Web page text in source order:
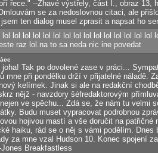
řece." --Žhavé výstřely, část I., obraz 13,
se za nedoslovnou citaci, ale
ten dialog musel zprasit a napsat ho
lol lol lol lol lol lol lol lol lol lol lol lol lol lol lol
raz lol.na to sa neda nic ine povedat
joha! Tak po dovolené zase v práci...
mne při pondělku drží v přijatelné náladě.
kelímek. Jinak si ale na redakční
nějž - navzdory šéfredaktorovým
ve spěchu... Zdá se, že nám tu velmi
Budu muset vypracovat podrobnou
hojivou mastí a vše doručit na patřičné
haiku, rád se o něj s vámi podělím. Dnes
za mne vzal Hudson 10. Konec spojení
Jones Breakfastless